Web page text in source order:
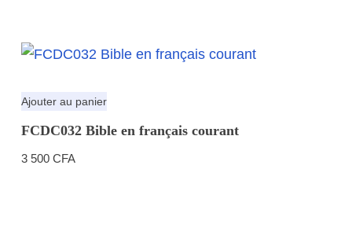
Ajouter au panier
FCDC032 Bible en français courant
3 500 CFA